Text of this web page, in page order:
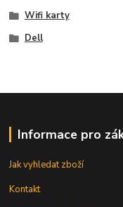
Wifi karty
Dell
Informace pro
Jak vyhledat zboží
Kontakt